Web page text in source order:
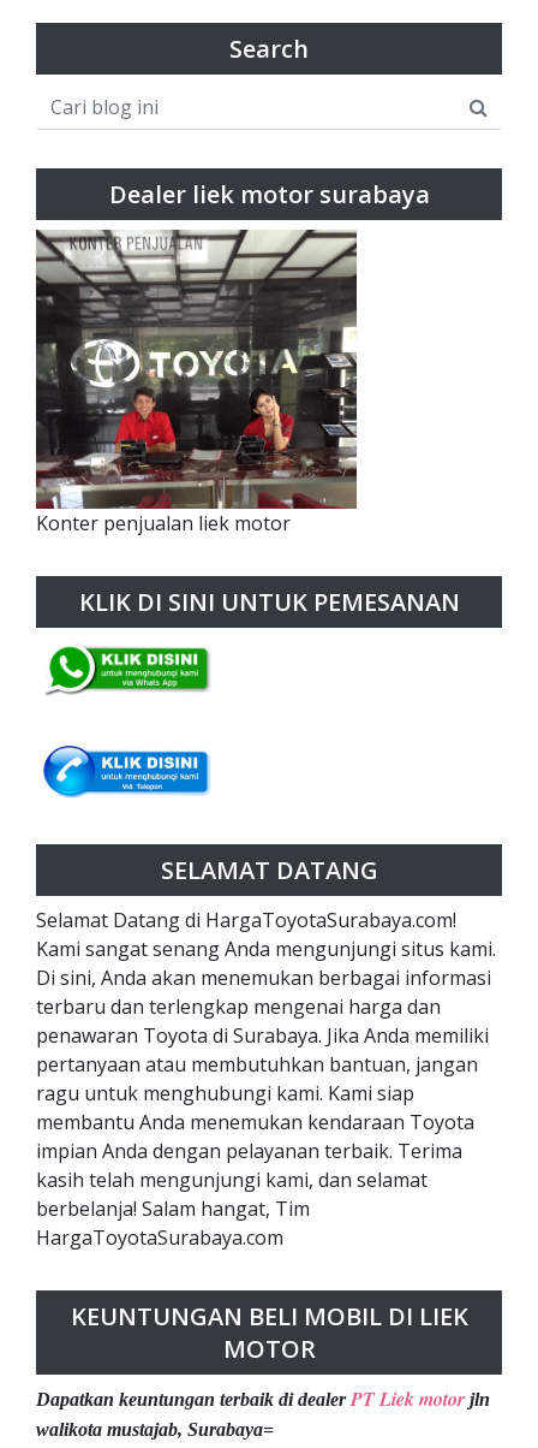
Search
Dealer liek motor surabaya
Konter penjualan liek motor
KLIK DI SINI UNTUK PEMESANAN
SELAMAT DATANG
Selamat Datang di HargaToyotaSurabaya.com!
Kami sangat senang Anda mengunjungi situs kami.
Di sini, Anda akan menemukan berbagai informasi
terbaru dan terlengkap mengenai harga dan
penawaran Toyota di Surabaya. Jika Anda memiliki
pertanyaan atau membutuhkan bantuan, jangan
ragu untuk menghubungi kami. Kami siap
membantu Anda menemukan kendaraan Toyota
impian Anda dengan pelayanan terbaik. Terima
kasih telah mengunjungi kami, dan selamat
berbelanja! Salam hangat, Tim
HargaToyotaSurabaya.com
KEUNTUNGAN BELI MOBIL DI LIEK
MOTOR
Dapatkan keuntungan terbaik di dealerPT Liek motor jln
walikota mustajab, Surabaya=